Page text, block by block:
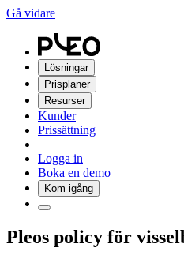
Gå vidare
Lösningar
Prisplaner
Resurser
Kunder
Prissättning
Logga in
Boka en demo
Kom igång
Pleos policy för